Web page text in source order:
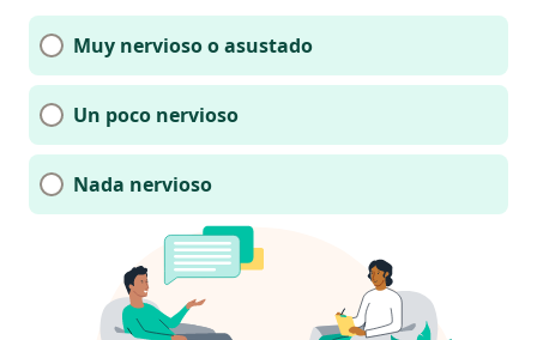
Muy nervioso o asustado
Un poco nervioso
Nada nervioso